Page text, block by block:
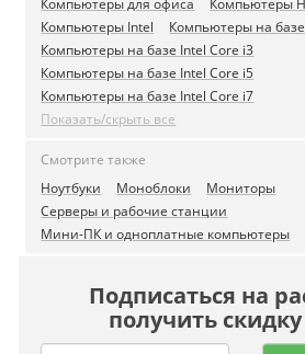
Компьютеры для офиса
Компьютеры
Компьютеры Intel
Компьютеры на
Компьютеры на базе Intel Core i3
Компьютеры на базе Intel Core i5
Компьютеры на базе Intel Core i7
Показать/скрыть все
Смотрите также
Ноутбуки
Моноблоки
Мониторы
Серверы и рабочие станции
Мини-ПК и одноплатные компьютеры
Подписаться на
получить скидку